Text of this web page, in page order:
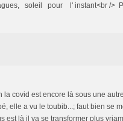
soleil pour l' instant<br />
la covid est encore là sous une
elle a vu le toubib...; faut bien se
est là il va se transformer plus